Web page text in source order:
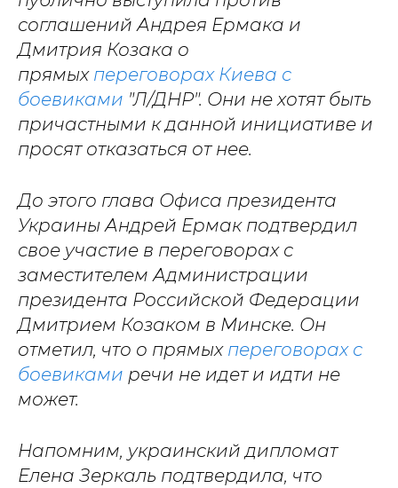
соглашений Андрея Ермака и
Дмитрия Козака о
прямых переговорах Киева с
боевиками "Л/ДНР". Они не хотят быть
причастными к данной инициативе и
просят отказаться от нее.
До этого глава Офиса президента
Украины Андрей Ермак подтвердил
свое участие в переговорах с
заместителем Администрации
президента Российской Федерации
Дмитрием Козаком в Минске. Он
отметил, что о прямых переговорах с
боевиками речи не идет и идти не
может.
Напомним, украинский дипломат
Елена Зеркаль подтвердила, что